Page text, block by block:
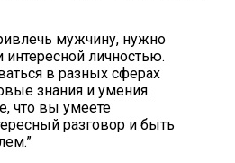
мужчину, нужно
личностью.
в разных сферах
знания и умения.
что вы умеете
разговор и быть